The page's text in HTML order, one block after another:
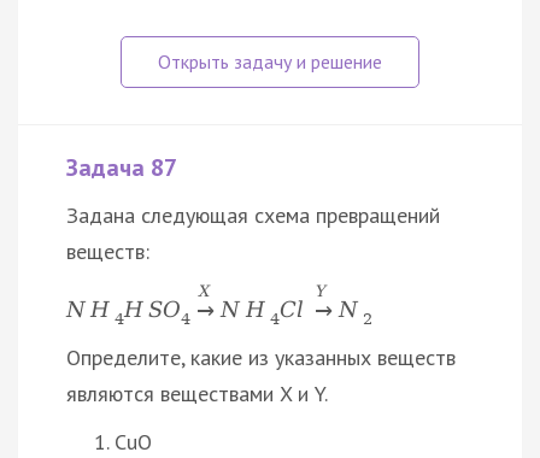
Задача 87
Задана следующая схема превращений
веществ:
N H 4H SO4
X
→ N H 4Cl
Y
→ N 2
Определите, какие из указанных веществ
являются веществами X и Y.
CuO